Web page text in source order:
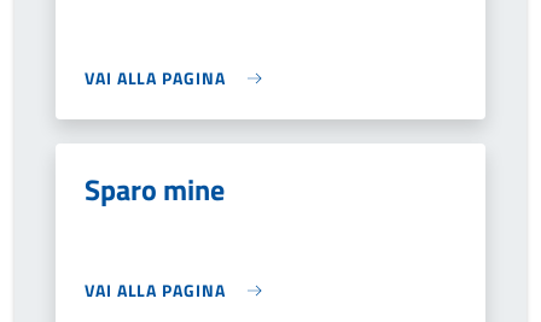
VAI ALLA PAGINA
Sparo mine
VAI ALLA PAGINA